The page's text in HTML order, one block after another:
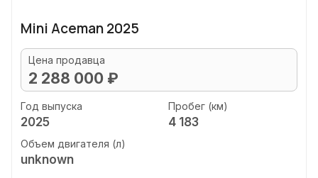
Mini Aceman 2025
Цена продавца
2 288 000 ₽
Год выпуска
2025
Пробег (км)
4 183
Объем двигателя (л)
unknown